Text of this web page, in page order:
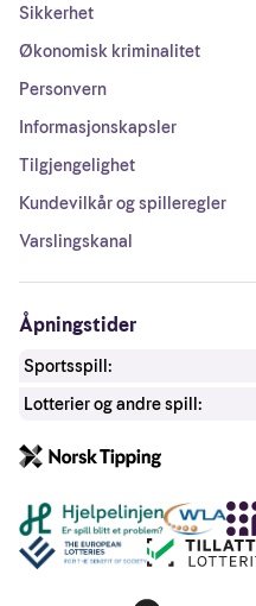
Sikkerhet
Økonomisk kriminalitet
Personvern
Informasjonskapsler
Tilgjengelighet
Kundevilkår og spilleregler
Varslingskanal
Åpningstider
Sportsspill:
Lotterier og andre spill:
Andre lenker